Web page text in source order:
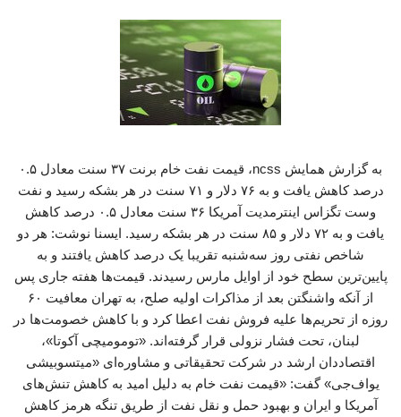
به گزارش همایش ncss، قیمت نفت خام برنت ۳۷ سنت معادل ۰.۵
درصد کاهش یافت و به ۷۶ دلار و ۷۱ سنت در هر بشکه رسید و نفت
وست تگزاس اینترمدیت آمریکا ۳۶ سنت معادل ۰.۵ درصد کاهش
یافت و به ۷۲ دلار و ۸۵ سنت در هر بشکه رسید. ایسنا نوشت: هر دو
شاخص نفتی روز سه‌شنبه تقریبا یک درصد کاهش یافتند و به
پایین‌ترین سطح خود از اوایل مارس رسیدند. قیمت‌ها هفته جاری پس
از آنکه واشنگتن بعد از مذاکرات اولیه صلح، به تهران معافیت ۶۰
روزه از تحریم‌ها علیه فروش نفت اعطا کرد و با کاهش خصومت‌ها در
لبنان، تحت فشار نزولی قرار گرفته‌اند. «تومومیچی آکوتا»،
اقتصاددان ارشد در شرکت تحقیقاتی و مشاوره‌ای «میتسوبیشی
یواف‌جی» گفت: «قیمت نفت خام به دلیل امید به کاهش تنش‌های
آمریکا و ایران و بهبود حمل و نقل نفت از طریق تنگه هرمز کاهش